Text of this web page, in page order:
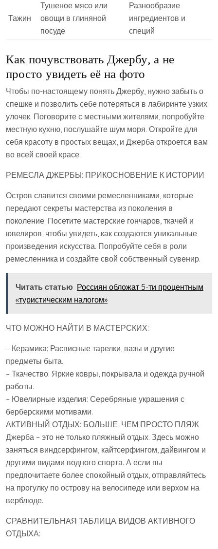
Тажин
Тушеное мясо или
овощи в глиняной
посуде
Разнообразие
ингредиентов и
специй
Как почувствовать Джербу, а не
просто увидеть её на фото
Чтобы по-настоящему понять Джербу, нужно забыть о
спешке и позволить себе потеряться в лабиринте узких
улочек. Поговорите с местными жителями, попробуйте
местную кухню, послушайте шум моря. Откройте для
себя красоту в простых вещах, и Джерба откроется вам
во всей своей красе.
РЕМЕСЛА ДЖЕРБЫ: ПРИКОСНОВЕНИЕ К ИСТОРИИ
Остров славится своими ремесленниками, которые
передают секреты мастерства из поколения в
поколение. Посетите мастерские гончаров, ткачей и
ювелиров, чтобы увидеть, как создаются уникальные
произведения искусства. Попробуйте себя в роли
ремесленника и создайте свой собственный сувенир.
Читать статью Россиян обложат 5-ти процентным
«туристическим налогом»
ЧТО МОЖНО НАЙТИ В МАСТЕРСКИХ:
– Керамика: Расписные тарелки, вазы и другие
предметы быта.
– Ткачество: Яркие ковры, покрывала и одежда ручной
работы.
– Ювелирные изделия: Серебряные украшения с
берберскими мотивами.
АКТИВНЫЙ ОТДЫХ: БОЛЬШЕ, ЧЕМ ПРОСТО ПЛЯЖ
Джерба – это не только пляжный отдых. Здесь можно
заняться виндсерфингом, кайтсерфингом, дайвингом и
другими видами водного спорта. А если вы
предпочитаете более спокойный отдых, отправляйтесь
на прогулку по острову на велосипеде или верхом на
верблюде.
СРАВНИТЕЛЬНАЯ ТАБЛИЦА ВИДОВ АКТИВНОГО
ОТДЫХА: